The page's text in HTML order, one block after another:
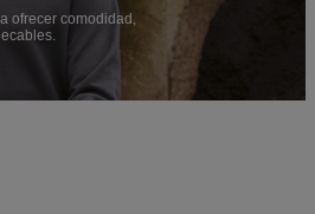
ofrecer comodidad,